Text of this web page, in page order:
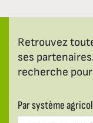
Retrouvez
ses
recherche
Par système